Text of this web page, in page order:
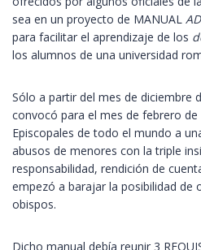
sea en un proyecto de MANUAL
para facilitar el aprendizaje de los
los alumnos de una universidad
Sólo a partir del mes de diciembre
convocó para el mes de febrero de
Episcopales de todo el mundo a
abusos de menores con la triple
responsabilidad, rendición de
empezó a barajar la posibilidad de
obispos.
Dicho manual debía reunir 3